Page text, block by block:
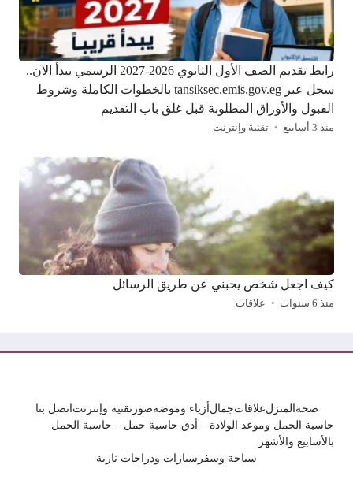
رابط تقديم الصف الأول الثانوي 2026-2027 الرسمي يبدأ الآن..
سجل عبر tansiksec.emis.gov.eg بالخطوات الكاملة وشروط
القبول والأوراق المطلوبة قبل غلق باب التقديم
منذ 3 أسابيع تقنية وإنترنت
كيف اجعل شخص يحبني عن طريق الرسائل
منذ 6 سنوات علاقات
صحةالمنزلعلاقاتجمالأزياء وموضةصورتقنية وإنترنتاتصل بنا
حاسبة الحمل وموعد الولادة – أدق حاسبة حمل – حاسبة الحمل
بالأسابيع والأشهر
سياحة وسفر سيارات ودراجات نارية